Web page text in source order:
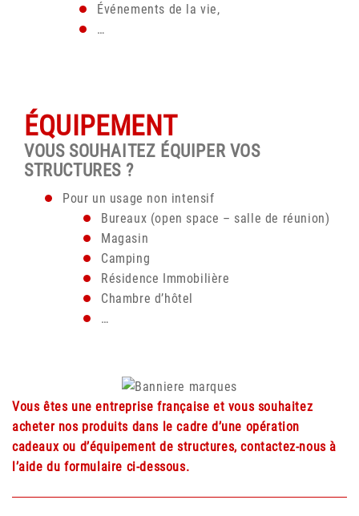
Événements de la vie,
…
ÉQUIPEMENT
VOUS SOUHAITEZ ÉQUIPER VOS
STRUCTURES ?
Pour un usage non intensif
Bureaux (open space – salle de réunion)
Magasin
Camping
Résidence Immobilière
Chambre d’hôtel
…
Vous êtes une entreprise française et vous souhaitez
acheter nos produits dans le cadre d’une opération
cadeaux ou d’équipement de structures, contactez-nous à
l’aide du formulaire ci-dessous.